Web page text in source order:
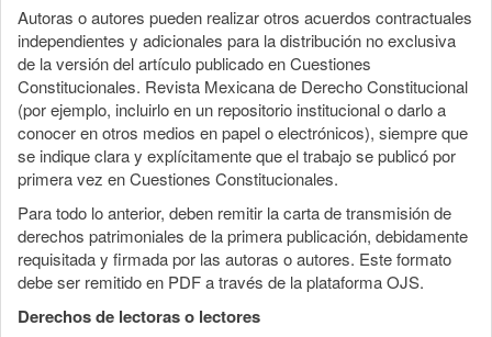
Autoras o autores pueden realizar otros acuerdos contractuales
independientes y adicionales para la distribución no exclusiva
de la versión del artículo publicado en Cuestiones
Constitucionales. Revista Mexicana de Derecho Constitucional
(por ejemplo, incluirlo en un repositorio institucional o darlo a
conocer en otros medios en papel o electrónicos), siempre que
se indique clara y explícitamente que el trabajo se publicó por
primera vez en Cuestiones Constitucionales.
Para todo lo anterior, deben remitir la carta de transmisión de
derechos patrimoniales de la primera publicación, debidamente
requisitada y firmada por las autoras o autores. Este formato
debe ser remitido en PDF a través de la plataforma OJS.
Derechos de lectoras o lectores